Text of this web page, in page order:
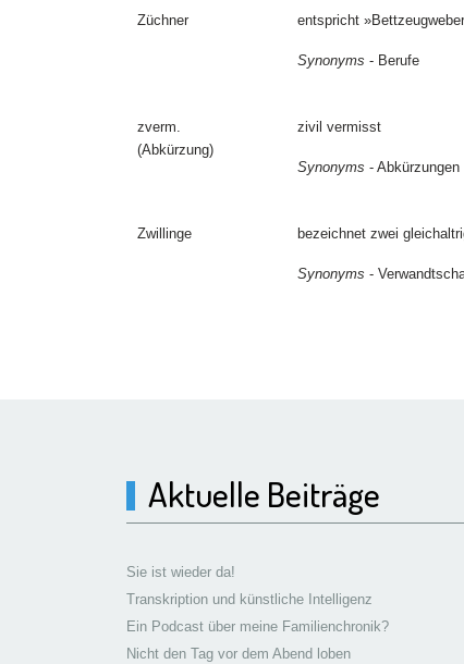
Züchner entspricht
Synonyms - Berufe
zverm.
(Abkürzung)
zivil vermisst
Synonyms - Abkürzungen
Zwillinge bezeichnet zwei
Synonyms -
Aktuelle Beiträge
Sie ist wieder da!
Transkription und künstliche Intelligenz
Ein Podcast über meine Familienchronik?
Nicht den Tag vor dem Abend loben